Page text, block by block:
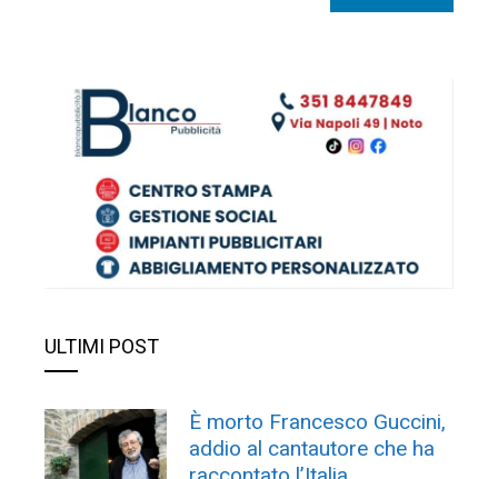
ULTIMI POST
È morto Francesco Guccini,
addio al cantautore che ha